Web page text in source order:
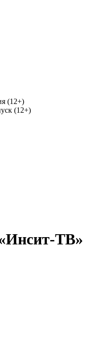
(12+)
(12+)
ТВ»